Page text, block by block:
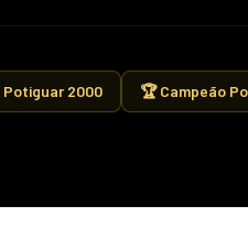
Potiguar 2000 🏆 Campeão